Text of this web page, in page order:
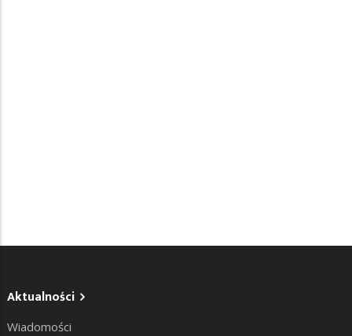
Aktualności
Wiadomości